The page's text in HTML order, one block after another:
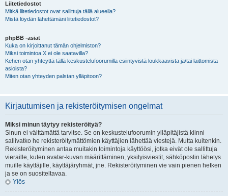
Liitetiedostot
Mitkä liitetiedostot ovat sallittuja tällä alueella?
Mistä löydän lähettämäni liitetiedostot?
phpBB -asiat
Kuka on kirjoittanut tämän ohjelmiston?
Miksi toimintoa X ei ole saatavilla?
Kehen otan yhteyttä tällä keskustelufoorumilla esiintyvistä loukkaavista ja/tai laittomista
asioista?
Miten otan yhteyden palstan ylläpitoon?
Kirjautumisen ja rekisteröitymisen ongelmat
Miksi minun täytyy rekisteröityä?
Sinun ei välttämättä tarvitse. Se on keskustelufoorumin ylläpitäjistä kiinni
sallivatko he rekisteröitymättömien käyttäjien lähettää viestejä. Mutta kuitenkin.
Rekisteröityminen antaa muitakin toimintoja käyttöösi, jotka eivät ole sallittuja
vieraille, kuten avatar-kuvan määrittäminen, yksityisviestit, sähköpostin lähetys
muille käyttäjille, käyttäjäryhmät, jne. Rekisteröityminen vie vain pienen hetken
ja se on suositeltavaa.
Ylös